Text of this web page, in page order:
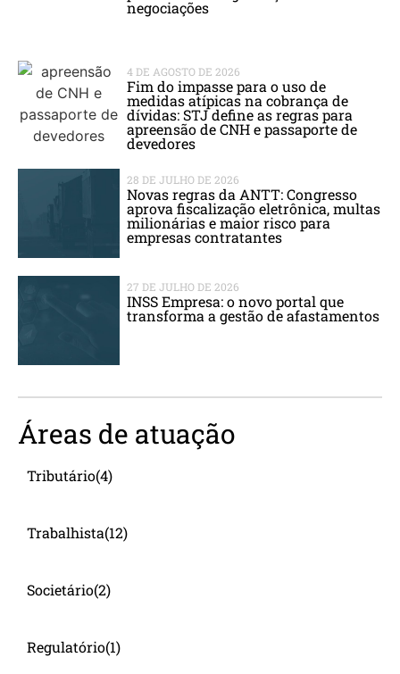
negociações
4 DE AGOSTO DE 2026
Fim do impasse para o uso de
medidas atípicas na cobrança de
dívidas: STJ define as regras para
apreensão de CNH e passaporte de
devedores
28 DE JULHO DE 2026
Novas regras da ANTT: Congresso
aprova fiscalização eletrônica, multas
milionárias e maior risco para
empresas contratantes
27 DE JULHO DE 2026
INSS Empresa: o novo portal que
transforma a gestão de afastamentos
Áreas de atuação
Tributário(4)
Trabalhista(12)
Societário(2)
Regulatório(1)